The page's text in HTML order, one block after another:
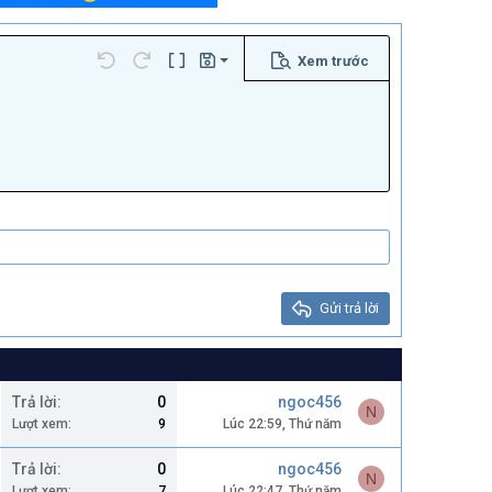
Undo Redo Toggle BB code
Bản thảo
Lưu nháp
Xem trước
Gửi trả lời
Trả lời 0
Lượt xem 9
ngoc456
Lúc 22:59, Thứ năm
N
Trả lời 0 ngoc456
N